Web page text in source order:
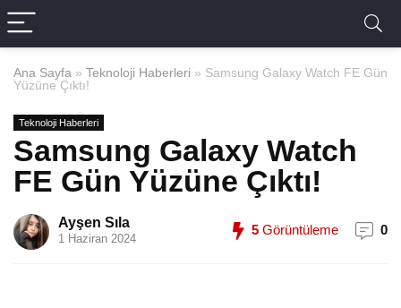
Ana Sayfa » Teknoloji Haberleri » Samsung Galaxy Watch FE Gün
Yüzüne Çıktı!
Teknoloji Haberleri
Samsung Galaxy Watch
FE Gün Yüzüne Çıktı!
Ayşen Sıla
1 Haziran 2024
5 Görüntüleme 0